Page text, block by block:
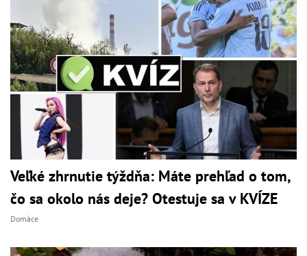
Veľké zhrnutie týždňa: Máte prehľad o tom,
čo sa okolo nás deje? Otestuje sa v KVÍZE
Domáce